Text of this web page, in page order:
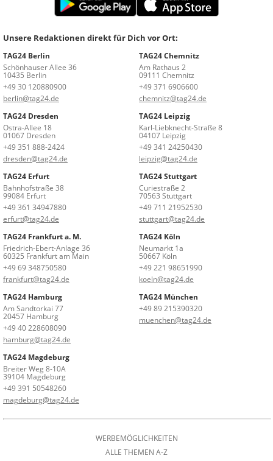
Unsere Redaktionen direkt für Dich vor Ort:
TAG24 Berlin
Schönhauser Allee 36
10435 Berlin
+49 30 120880900
berlin@tag24.de
TAG24 Chemnitz
Am Rathaus 2
09111 Chemnitz
+49 371 6906600
chemnitz@tag24.de
TAG24 Dresden
Ostra-Allee 18
01067 Dresden
+49 351 888-2424
dresden@tag24.de
TAG24 Leipzig
Karl-Liebknecht-Straße 8
04107 Leipzig
+49 341 24250430
leipzig@tag24.de
TAG24 Erfurt
Bahnhofstraße 38
99084 Erfurt
+49 361 34947880
erfurt@tag24.de
TAG24 Stuttgart
Curiestraße 2
70563 Stuttgart
+49 711 21952530
stuttgart@tag24.de
TAG24 Frankfurt a. M.
Friedrich-Ebert-Anlage 36
60325 Frankfurt am Main
+49 69 348750580
frankfurt@tag24.de
TAG24 Köln
Neumarkt 1a
50667 Köln
+49 221 98651990
koeln@tag24.de
TAG24 Hamburg
Am Sandtorkai 77
20457 Hamburg
+49 40 228608090
hamburg@tag24.de
TAG24 München
+49 89 215390320
muenchen@tag24.de
TAG24 Magdeburg
Breiter Weg 8-10A
39104 Magdeburg
+49 391 50548260
magdeburg@tag24.de
WERBEMÖGLICHKEITEN
ALLE THEMEN A-Z